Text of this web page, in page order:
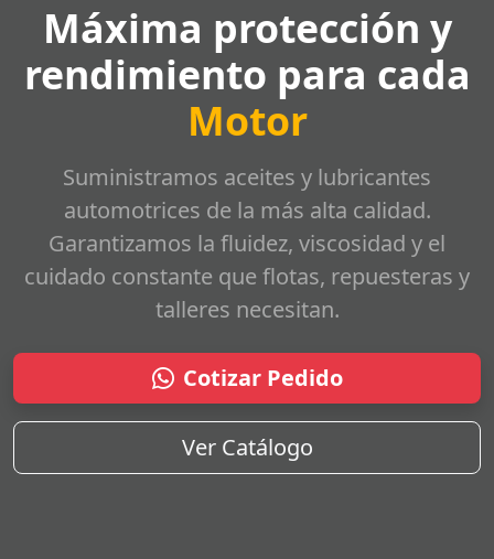
Máxima protección y
rendimiento para cada
Motor
Suministramos aceites y lubricantes
automotrices de la más alta calidad.
Garantizamos la fluidez, viscosidad y el
cuidado constante que flotas, repuesteras y
talleres necesitan.
Cotizar Pedido
Ver Catálogo